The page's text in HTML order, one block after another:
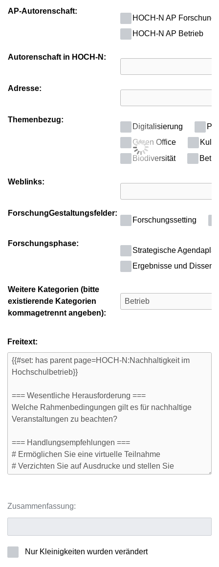
AP-Autorenschaft:
HOCH-N AP Forschung
HOCH-N AP Betrieb
Autorenschaft in HOCH-N:
Adresse:
Themenbezug:
Digitalisierung
Green Office
Biodiversität
Weblinks:
ForschungGestaltungsfelder:
Forschungssetting
Forschungsphase:
Strategische
Ergebnisse und
Weitere Kategorien (bitte
existierende Kategorien
kommagetrennt angeben):
Freitext:
Zusammenfassung:
Nur Kleinigkeiten wurden verändert